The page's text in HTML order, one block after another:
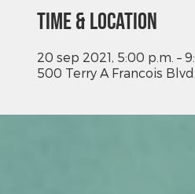
Time & Location
20 sep 2021, 5:00 p.m. –
500 Terry A Francois